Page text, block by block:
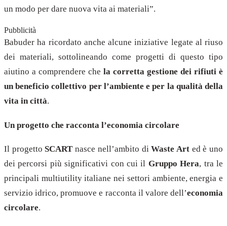
un modo per dare nuova vita ai materiali”.
Pubblicità
Babuder ha ricordato anche alcune iniziative legate al riuso
dei materiali, sottolineando come progetti di questo tipo
aiutino a comprendere che la corretta gestione dei rifiuti è
un beneficio collettivo per l’ambiente e per la qualità della
vita in città.
Un progetto che racconta l’economia circolare
Il progetto SCART nasce nell’ambito diWaste Arted è uno
dei percorsi più significativi con cui il Gruppo Hera, tra le
principali multiutility italiane nei settori ambiente, energia e
servizio idrico, promuove e racconta il valore dell’economia
circolare.